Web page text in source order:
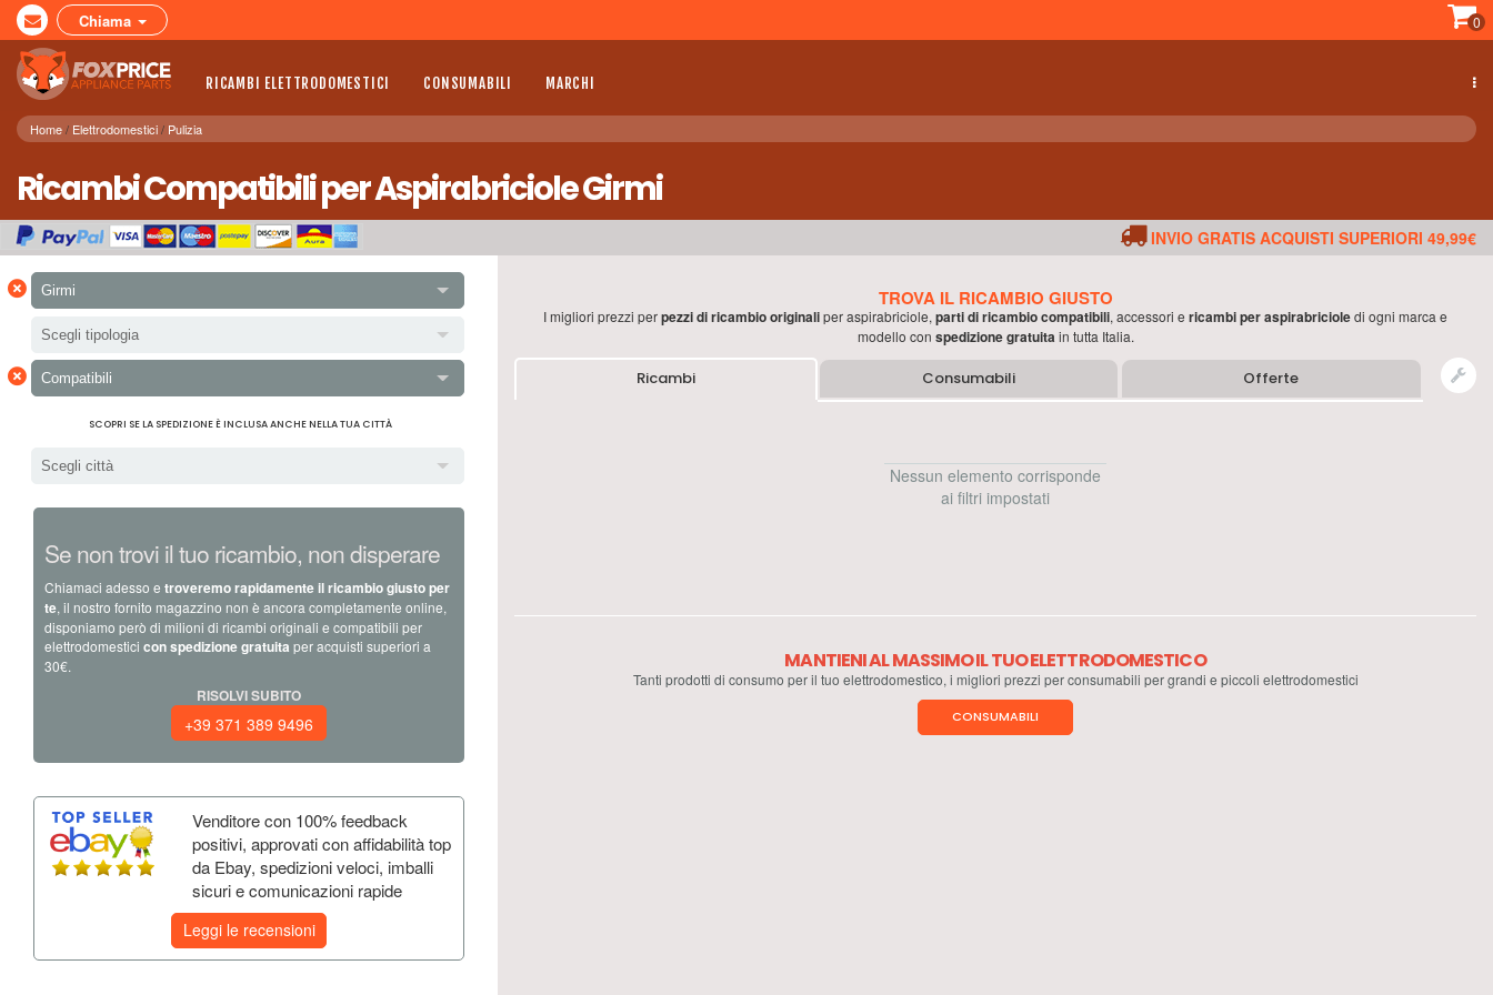
Chiama 0
RICAMBI ELETTRODOMESTICI CONSUMABILI MARCHI
Home Elettrodomestici Pulizia
Ricambi Compatibili per Aspirabriciole Girmi
INVIO GRATIS ACQUISTI SUPERIORI 49,99€
× Girmi
Scegli tipologia
× Compatibili
SCOPRI SE LA SPEDIZIONE È INCLUSA ANCHE NELLA TUA CITTÀ
Scegli città
Se non trovi il tuo ricambio, non disperare
Chiamaci adesso e troveremo rapidamente il ricambio giusto per
te, il nostro fornito magazzino non è ancora completamente online,
disponiamo però di milioni di ricambi originali e compatibili per
elettrodomestici con spedizione gratuita per acquisti superiori a
30€.
RISOLVI SUBITO
+39 371 389 9496
Venditore con 100% feedback
positivi, approvati con affidabilità top
da Ebay, spedizioni veloci, imballi
sicuri e comunicazioni rapide
Leggi le recensioni
TROVA IL RICAMBIO GIUSTO
I migliori prezzi perpezzi di ricambio originaliperaspirabriciole, parti di ricambio compatibili, accessori e ricambi peraspirabricioledi ogni marca e
modello con spedizione gratuita in tutta Italia.
Ricambi Consumabili Offerte
Nessun elemento corrisponde
ai filtri impostati
MANTIENI AL MASSIMO IL TUO ELETTRODOMESTICO
Tanti prodotti di consumo per il tuo elettrodomestico, i migliori prezzi per consumabili per grandi e piccoli elettrodomestici
CONSUMABILI